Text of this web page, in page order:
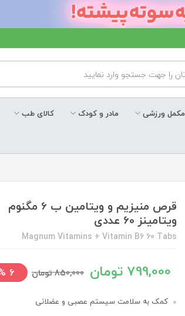
مکمل ورزشی مادر و کودک کالای طب
قرص منیزیم و ویتامین ب 6 مگنوم
ویتامینز 60 عددی
Magnum Vitamins + Vitamin B6 60 Tabs
799,000 تومان 850,000 تومان 6
کمک به سلامت سیستم عصبی و عضلانی